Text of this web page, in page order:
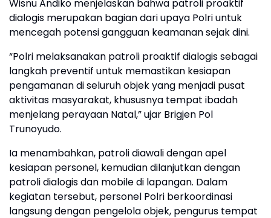
Wisnu Andiko menjelaskan bahwa patroli proaktif
dialogis merupakan bagian dari upaya Polri untuk
mencegah potensi gangguan keamanan sejak dini.
“Polri melaksanakan patroli proaktif dialogis sebagai
langkah preventif untuk memastikan kesiapan
pengamanan di seluruh objek yang menjadi pusat
aktivitas masyarakat, khususnya tempat ibadah
menjelang perayaan Natal,” ujar Brigjen Pol
Trunoyudo.
Ia menambahkan, patroli diawali dengan apel
kesiapan personel, kemudian dilanjutkan dengan
patroli dialogis dan mobile di lapangan. Dalam
kegiatan tersebut, personel Polri berkoordinasi
langsung dengan pengelola objek, pengurus tempat